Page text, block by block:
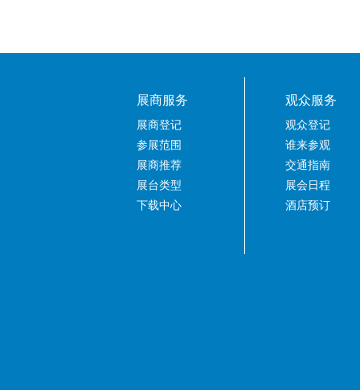
展商服务
展商登记
参展范围
展商推荐
展台类型
下载中心
观众服务
观众登记
谁来参观
交通指南
展会日程
酒店预订